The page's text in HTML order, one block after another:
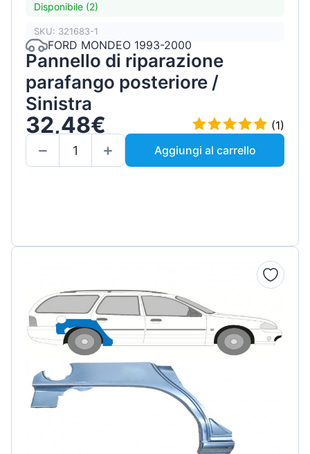
Disponibile (2)
SKU: 321683-1
FORD MONDEO 1993-2000
Pannello di riparazione
parafango posteriore /
Sinistra
32,48€
(1)
Aggiungi al carrello